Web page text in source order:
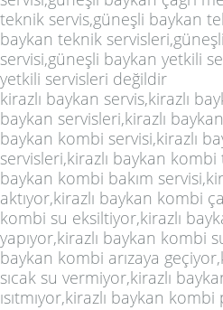
teknik servis,güneşli baykan
baykan teknik
servisi,güneşli baykan yetkili
yetkili servisleri değildir
kirazlı baykan servis,kirazlı
baykan servisleri,kirazlı
baykan kombi servisi,kirazlı
servisleri,kirazlı baykan kombi
baykan kombi bakım
aktıyor,kirazlı baykan kombi
kombi su eksiltiyor,kirazlı
yapıyor,kirazlı baykan kombi
baykan kombi arızaya
sıcak su vermiyor,kirazlı
ısıtmıyor,kirazlı baykan